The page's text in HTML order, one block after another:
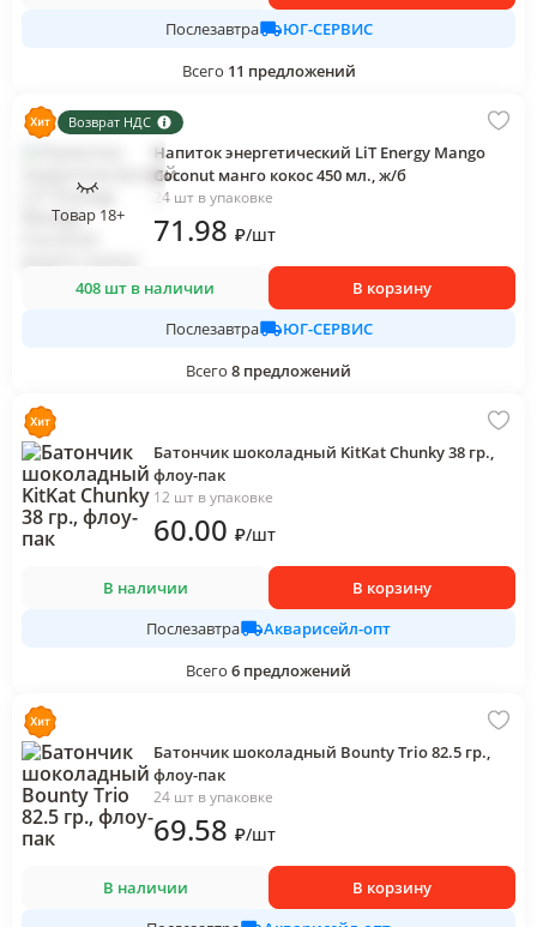
Послезавтра
ЮГ-СЕРВИС
Всего 11 предложений
Возврат НДС
Товар 18+
Напиток энергетический LiT Energy Mango
Coconut манго кокос 450 мл., ж/б
24 шт в упаковке
71.98 ₽/шт
408 шт в наличии
В корзину
Послезавтра
ЮГ-СЕРВИС
Всего 8 предложений
Батончик шоколадный KitKat Chunky 38 гр.,
флоу-пак
12 шт в упаковке
60.00 ₽/шт
В наличии
В корзину
Послезавтра
Акварисейл-опт
Всего 6 предложений
Батончик шоколадный Bounty Trio 82.5 гр.,
флоу-пак
24 шт в упаковке
69.58 ₽/шт
В наличии
В корзину